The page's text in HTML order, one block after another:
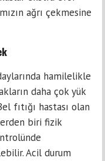
ağrı çekmesine
hamilelikle
daha çok yük
fıtığı hastası olan
biri fizik
Acil durum